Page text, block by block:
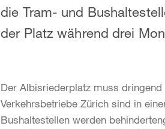
die Tram- und
der Platz während drei
Der Albisriederplatz muss
Verkehrsbetriebe Zürich sind in
Bushaltestellen werden